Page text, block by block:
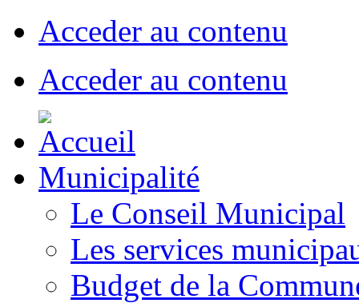
Acceder au contenu
Acceder au contenu
Municipalité
Le Conseil Municipal
Les services
Budget de la